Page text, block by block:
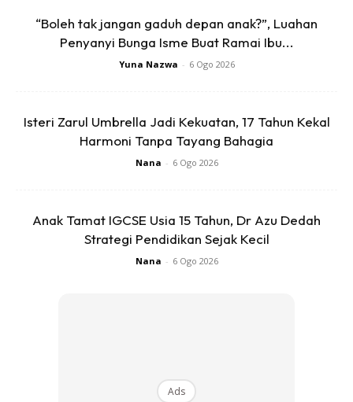
•Nasi putih
•Ikan goreng
•Pucuk ubi telur masak lemak
•Buah naga
“Boleh tak jangan gaduh depan anak?”, Luahan
Penyanyi Bunga Isme Buat Ramai Ibu...
Yuna Nazwa - 6 Ogo 2026
Isteri Zarul Umbrella Jadi Kekuatan, 17 Tahun Kekal
Harmoni Tanpa Tayang Bahagia
Nana - 6 Ogo 2026
Anak Tamat IGCSE Usia 15 Tahun, Dr Azu Dedah
Strategi Pendidikan Sejak Kecil
Nana - 6 Ogo 2026
Ads